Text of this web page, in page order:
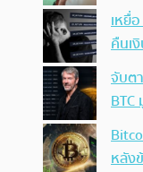
เหยื่
คืนเ
จับต
หลัง